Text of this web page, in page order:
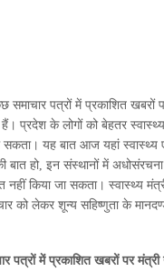
समाचार पत्रों में प्रकाशित खबरों
प्रदेश के लोगों को बेहतर
सकता। यह बात आज यहां स्वास्थ्य
बात हो, इन संस्थानों में अधोसंरचना
नहीं किया जा सकता। स्वास्थ्य
को लेकर शून्य सहिष्णुता के
पत्रों में प्रकाशित खबरों पर मंत्री